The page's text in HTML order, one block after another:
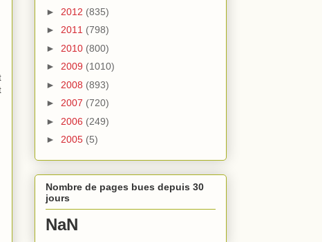
► 2012 (835)
► 2011 (798)
► 2010 (800)
► 2009 (1010)
► 2008 (893)
► 2007 (720)
► 2006 (249)
► 2005 (5)
Nombre de pages bues depuis 30
jours
NaN